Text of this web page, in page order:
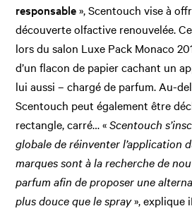
responsable», Scentouch vise à
découverte olfactive renouvelée.
lors du salon Luxe Pack Monaco
d’un flacon de papier cachant un
lui aussi – chargé de parfum. Au-
Scentouch peut également être
rectangle, carré… «Scentouch
globale de réinventer l’application
marques sont à la recherche de
parfum afin de proposer une
plus douce que le spray», explique